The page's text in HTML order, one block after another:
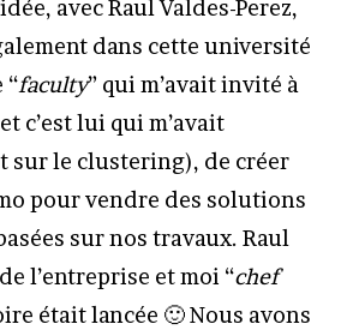
avec Raul Valdes-Perez,
dans cette université
“faculty” qui m’avait invité à
c’est lui qui m’avait
sur le clustering), de créer
pour vendre des solutions
sur nos travaux. Raul
l’entreprise et moi “chef
était lancée 🙂 Nous avons